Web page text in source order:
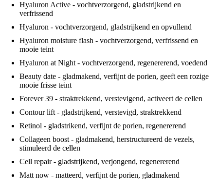
Hyaluron Active - vochtverzorgend, gladstrijkend en
verfrissend
Hyaluron - vochtverzorgend, gladstrijkend en opvullend
Hyaluron moisture flash - vochtverzorgend, verfrissend en
mooie teint
Hyaluron at Night - vochtverzorgend, regenererend, voedend
Beauty date - gladmakend, verfijnt de porien, geeft een rozige
mooie frisse teint
Forever 39 - straktrekkend, verstevigend, activeert de cellen
Contour lift - gladstrijkend, verstevigd, straktrekkend
Retinol - gladstrikend, verfijnt de porien, regenererend
Collageen boost - gladmakend, herstructureerd de vezels,
stimuleerd de cellen
Cell repair - gladstrijkend, verjongend, regenererend
Matt now - matteerd, verfijnt de porien, gladmakend